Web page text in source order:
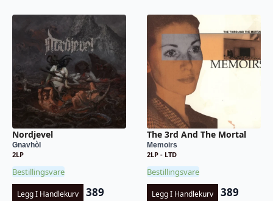
Nordjevel
Gnavhòl
2LP
Bestillingsvare
Legg I Handlekurv 389
The 3rd And The Mortal
Memoirs
2LP - LTD
Bestillingsvare
Legg I Handlekurv 389